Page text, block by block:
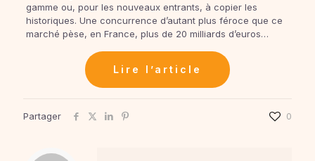
gamme ou, pour les nouveaux entrants, à copier les
historiques. Une concurrence d’autant plus féroce que ce
marché pèse, en France, plus de 20 milliards d’euros…
Lire l’article
Partager 0